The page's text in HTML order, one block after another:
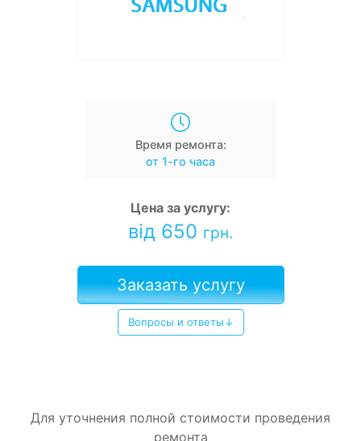
Время ремонта:
от 1-го часа
Цена за услугу:
від 650 грн.
Заказать услугу
Вопросы и ответы↓
Для уточнения полной стоимости проведения
ремонта